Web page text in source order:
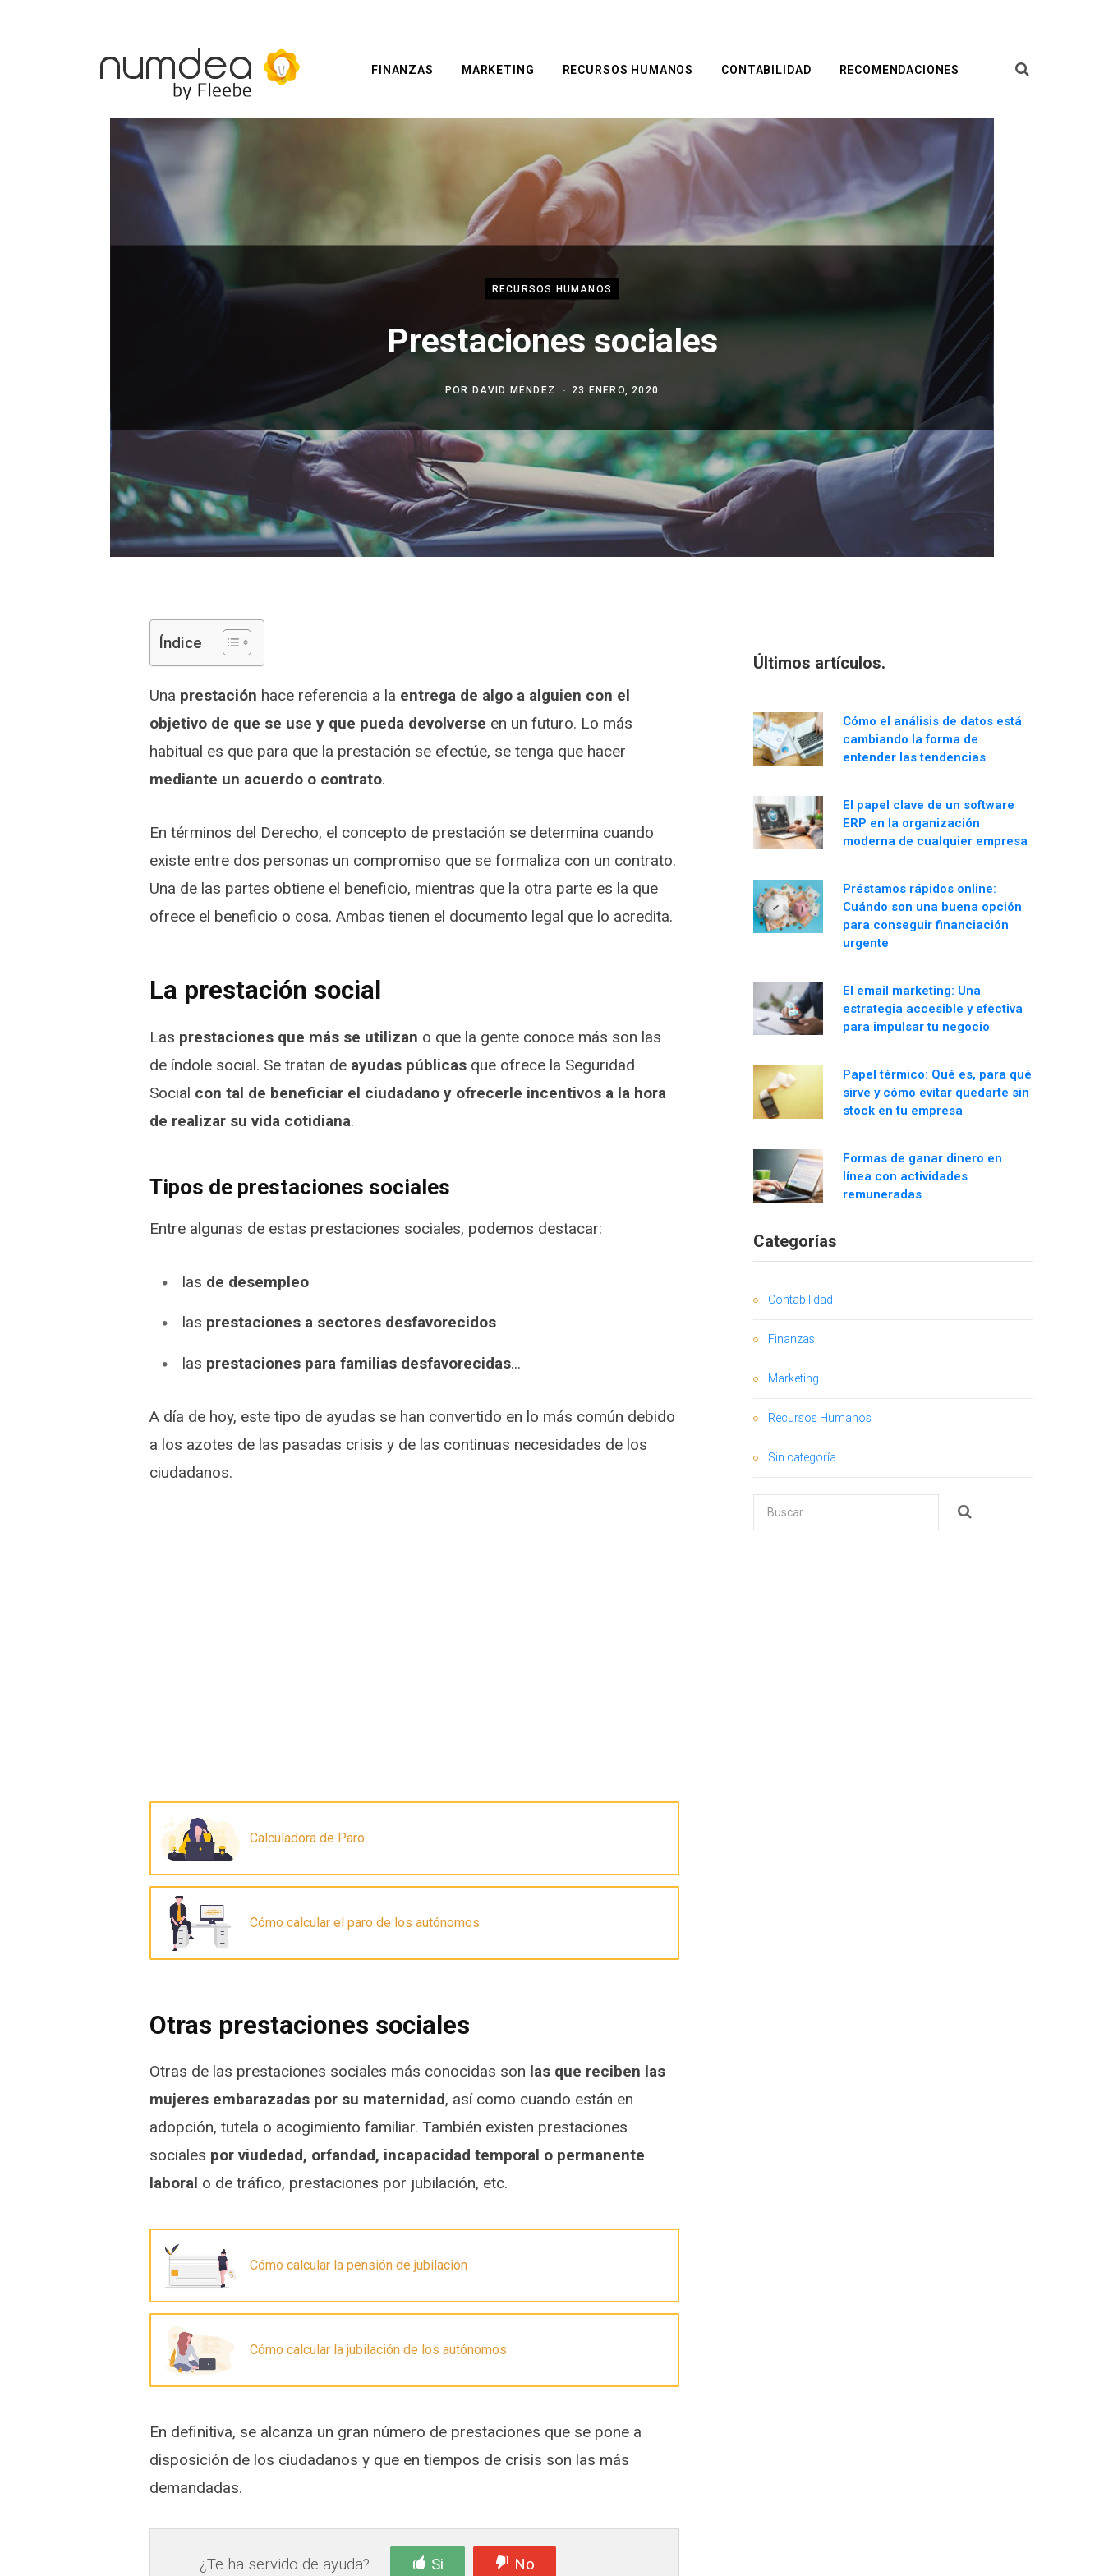
FINANZAS MARKETING RECURSOS HUMANOS CONTABILIDAD RECOMENDACIONES
RECURSOS HUMANOS
Prestaciones sociales
POR DAVID MÉNDEZ 23 ENERO, 2020
Índice
Una prestación hace referencia a la entrega de algo a alguien con el
objetivo de que se use y que pueda devolverse en un futuro. Lo más
habitual es que para que la prestación se efectúe, se tenga que hacer
mediante un acuerdo o contrato.
En términos del Derecho, el concepto de prestación se determina cuando
existe entre dos personas un compromiso que se formaliza con un contrato.
Una de las partes obtiene el beneficio, mientras que la otra parte es la que
ofrece el beneficio o cosa. Ambas tienen el documento legal que lo acredita.
La prestación social
Las prestaciones que más se utilizan o que la gente conoce más son las
de índole social. Se tratan de ayudas públicasque ofrece la Seguridad
Social con tal de beneficiar el ciudadano y ofrecerle incentivos a la hora
de realizar su vida cotidiana.
Tipos de prestaciones sociales
Entre algunas de estas prestaciones sociales, podemos destacar:
las de desempleo
las prestaciones a sectores desfavorecidos
las prestaciones para familias desfavorecidas...
A día de hoy, este tipo de ayudas se han convertido en lo más común debido
a los azotes de las pasadas crisis y de las continuas necesidades de los
ciudadanos.
Calculadora de Paro
Cómo calcular el paro de los autónomos
Otras prestaciones sociales
Otras de las prestaciones sociales más conocidas son las que reciben las
mujeres embarazadas por su maternidad, así como cuando están en
adopción, tutela o acogimiento familiar. También existen prestaciones
sociales por viudedad, orfandad, incapacidad temporal o permanente
laboral o de tráfico, prestaciones por jubilación, etc.
Cómo calcular la pensión de jubilación
Cómo calcular la jubilación de los autónomos
En definitiva, se alcanza un gran número de prestaciones que se pone a
disposición de los ciudadanos y que en tiempos de crisis son las más
demandadas.
¿Te ha servido de ayuda? Si No
Últimos artículos.
Cómo el análisis de datos está
cambiando la forma de
entender las tendencias
El papel clave de un software
ERP en la organización
moderna de cualquier empresa
Préstamos rápidos online:
Cuándo son una buena opción
para conseguir financiación
urgente
El email marketing: Una
estrategia accesible y efectiva
para impulsar tu negocio
Papel térmico: Qué es, para qué
sirve y cómo evitar quedarte sin
stock en tu empresa
Formas de ganar dinero en
línea con actividades
remuneradas
Categorías
Contabilidad
Finanzas
Marketing
Recursos Humanos
Sin categoría
por: